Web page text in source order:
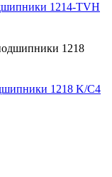
1214-TVH
1218 K/C4